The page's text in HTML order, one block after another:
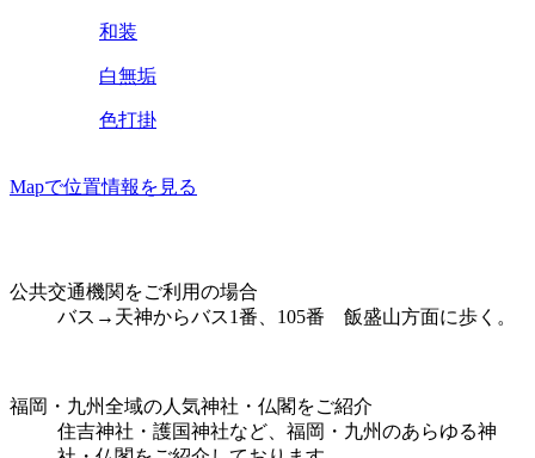
和装
白無垢
色打掛
Mapで位置情報を見る
公共交通機関をご利用の場合
バス→天神からバス1番、105番 飯盛山方面に歩く。
福岡・九州全域の人気神社・仏閣をご紹介
住吉神社・護国神社など、福岡・九州のあらゆる神